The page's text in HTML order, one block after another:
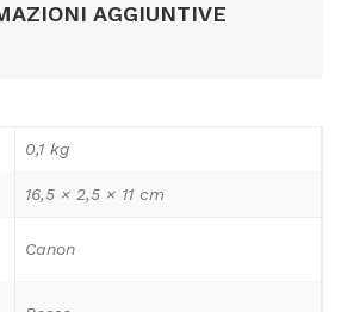
AGGIUNTIVE
0,1 kg
16,5 × 2,5 × 11 cm
Canon